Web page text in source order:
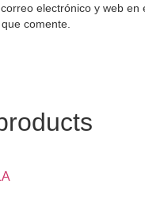
electrónico y web en
comente.